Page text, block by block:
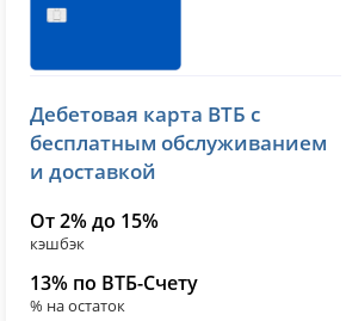
лицензия № 1000
Дебетовая карта ВТБ с
бесплатным обслуживанием
и доставкой
От 2% до 15%
кэшбэк
13% по ВТБ-Счету
% на остаток